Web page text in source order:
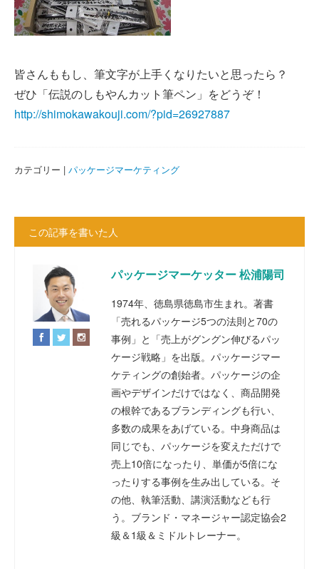
皆さんももし、筆文字が上手くなりたいと思ったら？
ぜひ「伝説のしもやんカット筆ペン」をどうぞ！
http://shimokawakouji.com/?pid=26927887
カテゴリー | パッケージマーケティング
この記事を書いた人
パッケージマーケッター 松浦陽司
1974年、徳島県徳島市生まれ。著書
「売れるパッケージ5つの法則と70の
事例」と「売上がグングン伸びるパッ
ケージ戦略」を出版。パッケージマー
ケティングの創始者。パッケージの企
画やデザインだけではなく、商品開発
の根幹であるブランディングも行い、
多数の成果をあげている。中身商品は
同じでも、パッケージを変えただけで
売上10倍になったり、単価が5倍にな
ったりする事例を生み出している。そ
の他、執筆活動、講演活動なども行
う。ブランド・マネージャー認定協会2
級＆1級＆ミドルトレーナー。